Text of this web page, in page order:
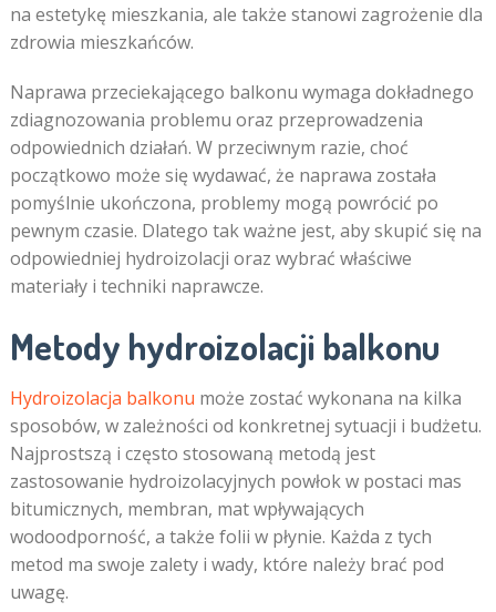
na estetykę mieszkania, ale także stanowi zagrożenie dla
zdrowia mieszkańców.
Naprawa przeciekającego balkonu wymaga dokładnego
zdiagnozowania problemu oraz przeprowadzenia
odpowiednich działań. W przeciwnym razie, choć
początkowo może się wydawać, że naprawa została
pomyślnie ukończona, problemy mogą powrócić po
pewnym czasie. Dlatego tak ważne jest, aby skupić się na
odpowiedniej hydroizolacji oraz wybrać właściwe
materiały i techniki naprawcze.
Metody hydroizolacji balkonu
Hydroizolacja balkonu może zostać wykonana na kilka
sposobów, w zależności od konkretnej sytuacji i budżetu.
Najprostszą i często stosowaną metodą jest
zastosowanie hydroizolacyjnych powłok w postaci mas
bitumicznych, membran, mat wpływających
wodoodporność, a także folii w płynie. Każda z tych
metod ma swoje zalety i wady, które należy brać pod
uwagę.